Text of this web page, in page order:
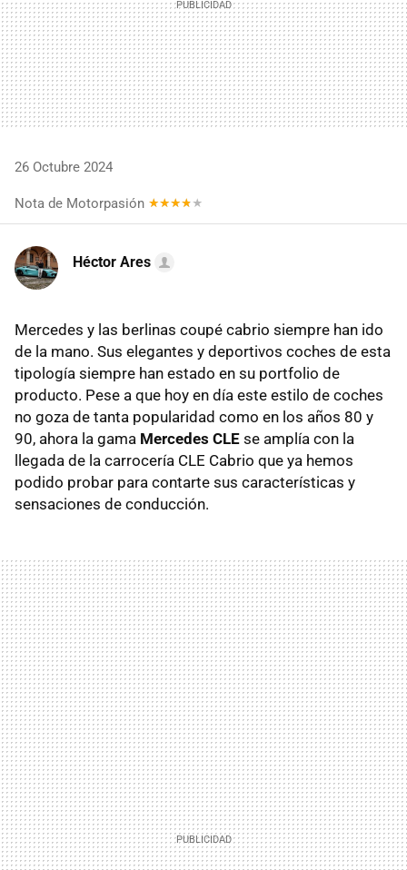
26 Octubre 2024
Nota de Motorpasión
Héctor Ares
Mercedes y las berlinas coupé cabrio siempre han ido
de la mano. Sus elegantes y deportivos coches de esta
tipología siempre han estado en su portfolio de
producto. Pese a que hoy en día este estilo de coches
no goza de tanta popularidad como en los años 80 y
90, ahora la gama Mercedes CLE se amplía con la
llegada de la carrocería CLE Cabrio que ya hemos
podido probar para contarte sus características y
sensaciones de conducción.